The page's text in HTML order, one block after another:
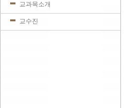
교과목소개
교수진